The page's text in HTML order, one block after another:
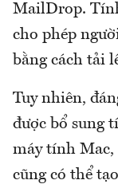
MailDrop.
cho phép
bằng cách tải
Tuy nhiên,
được bổ sung
máy tính Mac,
cũng có thể